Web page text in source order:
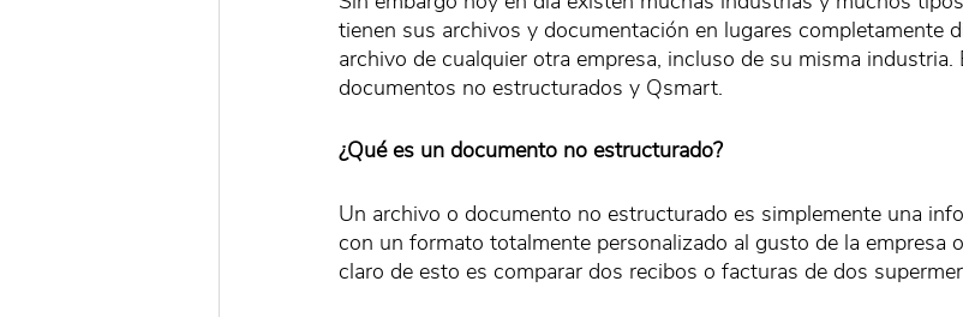
tienen sus archivos y documentación en lugares completamente
archivo de cualquier otra empresa, incluso de su misma industria.
documentos no estructurados y Qsmart.
¿Qué es un documento no estructurado?
Un archivo o documento no estructurado es simplemente una
con un formato totalmente personalizado al gusto de la empresa
claro de esto es comparar dos recibos o facturas de dos